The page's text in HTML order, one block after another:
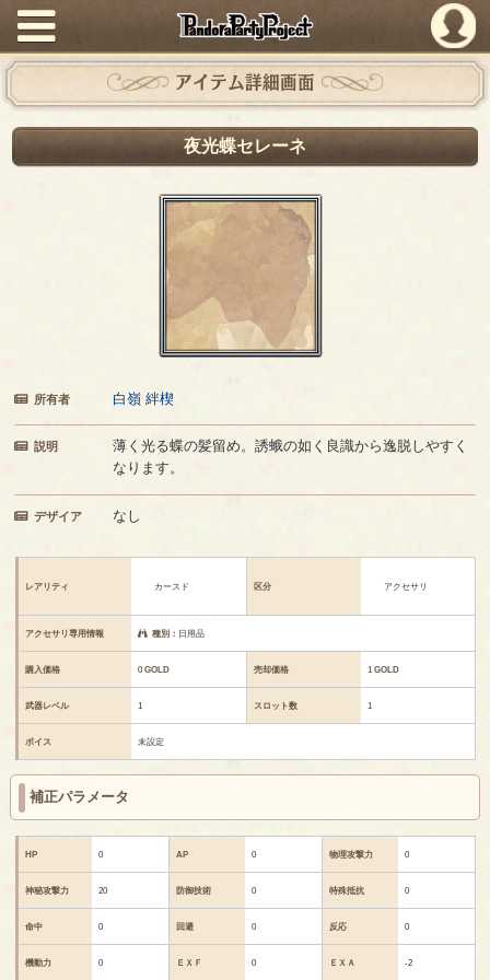
PandoraPartyProject
アイテム詳細画面
夜光蝶セレーネ
所有者 白嶺 絆楔
説明
薄く光る蝶の髪留め。誘蛾の如く良識から逸脱しやすく
なります。
デザイア なし
レアリティ カースド 区分 アクセサリ
アクセサリ専用情報 種別： 日用品
購入価格 0GOLD 売却価格 1GOLD
武器レベル 1 スロット数 1
ボイス 未設定
補正パラメータ
HP 0 AP 0 物理攻撃力 0
神秘攻撃力 20 防御技術 0 特殊抵抗 0
命中 0 回避 0 反応 0
機動力 0 ＥＸＦ 0 ＥＸＡ -2